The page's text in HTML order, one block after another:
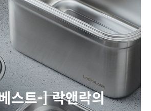
스트-] 락앤락의